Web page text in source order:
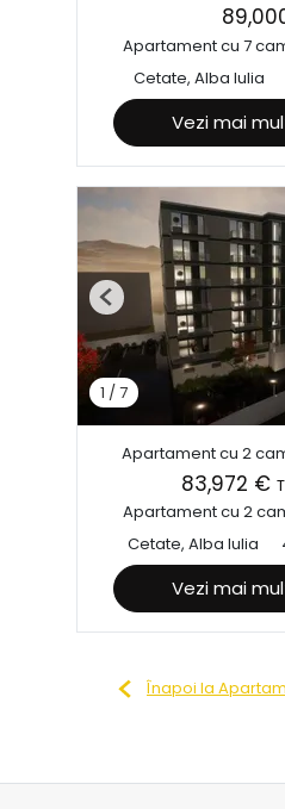
Apartament cu 7
Cetate, Alba Iulia
Vezi mai
1 /7
Previous
Apartament cu 2
83,972 €
Apartament cu 2
Cetate, Alba Iulia
Vezi mai
Înapoi la